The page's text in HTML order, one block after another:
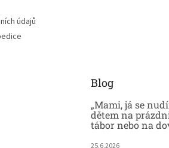
údajů
Blog
„Mami, já se
dětem na
tábor nebo na